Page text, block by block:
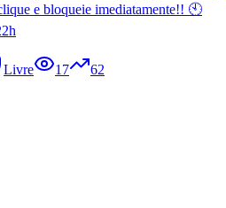
e bloqueie imediatamente!! 🕙
Livre 17 62